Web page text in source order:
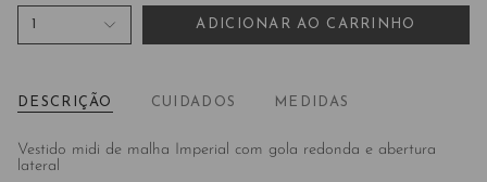
1 ADICIONAR AO CARRINHO
DESCRIÇÃO CUIDADOS MEDIDAS
Vestido midi de malha Imperial com gola redonda e abertura
lateral